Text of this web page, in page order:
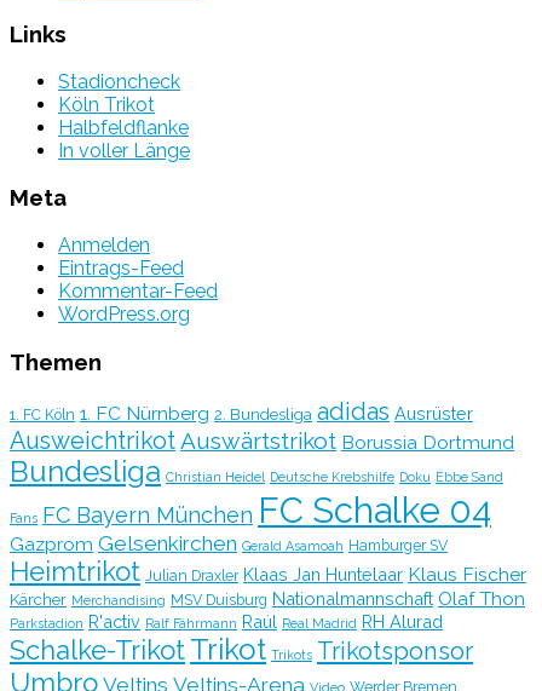
Links
Stadioncheck
Köln Trikot
Halbfeldflanke
In voller Länge
Meta
Anmelden
Eintrags-Feed
Kommentar-Feed
WordPress.org
Themen
1. FC Köln 1. FC Nürnberg 2. Bundesliga adidas Ausrüster
AusweichtrikotAuswärtstrikot Borussia Dortmund
Bundesliga Christian Heidel Deutsche Krebshilfe Doku Ebbe Sand
Fans FC Bayern München FC Schalke 04
Gazprom Gelsenkirchen Gerald Asamoah Hamburger SV
Heimtrikot Julian Draxler Klaas Jan Huntelaar Klaus Fischer
Kärcher Merchandising MSV Duisburg Nationalmannschaft Olaf Thon
Parkstadion R'activ Ralf Fährmann Raúl Real Madrid RH Alurad
Schalke-TrikotTrikot Trikots Trikotsponsor
Umbro Veltins Veltins-Arena Video Werder Bremen